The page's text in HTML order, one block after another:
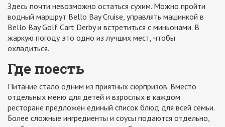
Здесь почти невозможно остаться сухим. Можно пройти
водный маршрут Bello Bay Cruise, управлять машинкой в
Bello Bay Golf Cart Derby и встретиться с миньонами. В
жаркую погоду это одно из лучших мест, чтобы
охладиться.
Где поесть
Питание стало одним из приятных сюрпризов. Вместо
отдельных меню для детей и взрослых в каждом
ресторане предложен единый список блюд для всей семьи.
Более сложные ингредиенты и соусы подаются отдельно,